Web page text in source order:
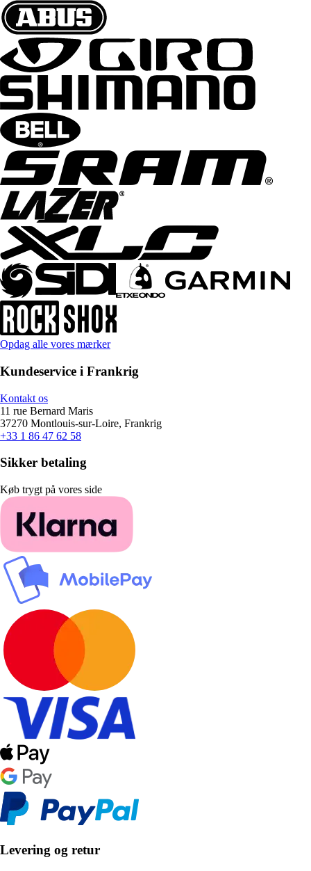
Opdag alle vores mærker
Kundeservice i Frankrig
Kontakt os
11 rue Bernard Maris
37270 Montlouis-sur-Loire, Frankrig
+33 1 86 47 62 58
Sikker betaling
Køb trygt på vores side
Levering og retur